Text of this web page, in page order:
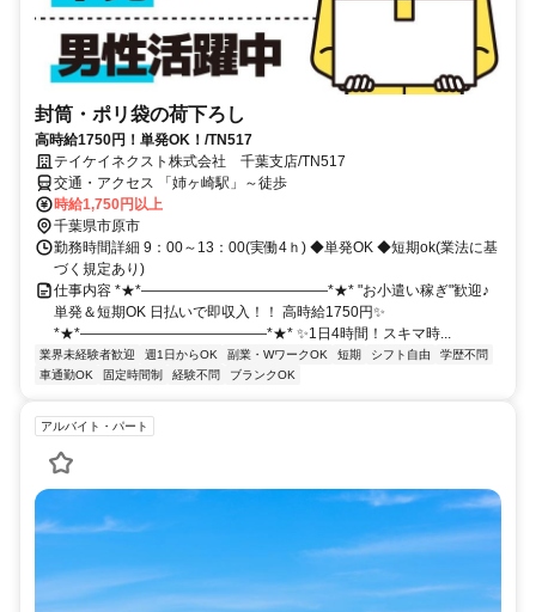
封筒・ポリ袋の荷下ろし
高時給1750円！単発OK！/TN517
テイケイネクスト株式会社 千葉支店/TN517
交通・アクセス 「姉ヶ崎駅」～徒歩
時給1,750円以上
千葉県市原市
勤務時間詳細 9：00～13：00(実働4ｈ) ◆単発OK ◆短期ok(業法に基
づく規定あり)
仕事内容 *★*―――――――――――――*★* "お小遣い稼ぎ"歓迎♪
単発＆短期OK 日払いで即収入！！ 高時給1750円✨
*★*―――――――――――――*★* ✨1日4時間！スキマ時...
業界未経験者歓迎 週1日からOK 副業・WワークOK 短期 シフト自由
学歴不問
車通勤OK
固定時間制 経験不問 ブランクOK
アルバイト・パート